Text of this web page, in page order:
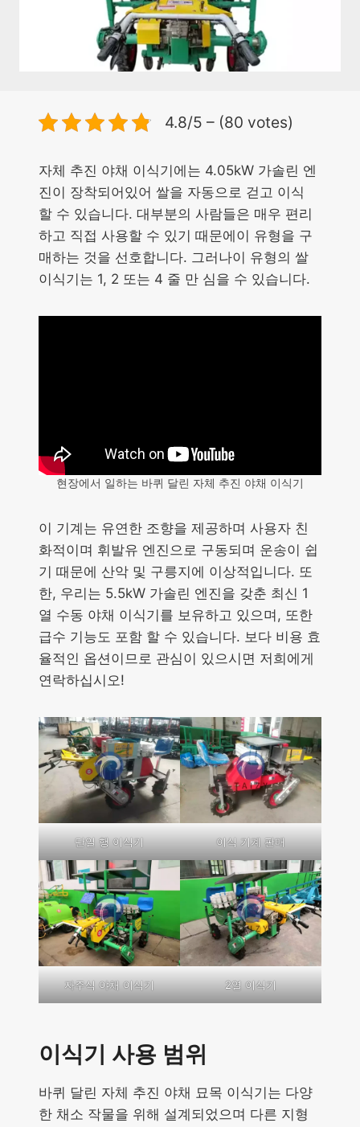
4.8/5 – (80 votes)
자체 추진 야채 이식기에는 4.05kW 가솔린 엔
진이 장착되어있어 쌀을 자동으로 걷고 이식
할 수 있습니다. 대부분의 사람들은 매우 편리
하고 직접 사용할 수 있기 때문에이 유형을 구
매하는 것을 선호합니다. 그러나이 유형의 쌀
이식기는 1, 2 또는 4 줄 만 심을 수 있습니다.
현장에서 일하는 바퀴 달린 자체 추진 야채 이식기
이 기계는 유연한 조향을 제공하며 사용자 친
화적이며 휘발유 엔진으로 구동되며 운송이 쉽
기 때문에 산악 및 구릉지에 이상적입니다. 또
한, 우리는 5.5kW 가솔린 엔진을 갖춘 최신 1
열 수동 야채 이식기를 보유하고 있으며, 또한
급수 기능도 포함 할 수 있습니다. 보다 비용 효
율적인 옵션이므로 관심이 있으시면 저희에게
연락하십시오!
단일 행 이식기 이식 기계 판매
자주식 야채 이식기 2열 이식기
이식기 사용 범위
바퀴 달린 자체 추진 야채 묘목 이식기는 다양
한 채소 작물을 위해 설계되었으며 다른 지형